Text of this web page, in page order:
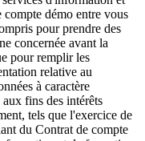
démo entre vous
pour prendre des
concernée avant la
pour remplir les
relative au
à caractère
fins des intérêts
tels que l'exercice de
du Contrat de compte